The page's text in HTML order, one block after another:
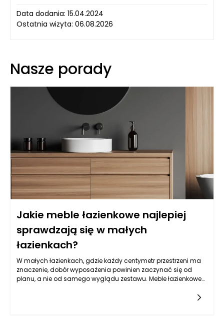
Data dodania: 15.04.2024
Ostatnia wizyta: 06.08.2026
Nasze porady
Jakie meble łazienkowe najlepiej
sprawdzają się w małych
łazienkach?
W małych łazienkach, gdzie każdy centymetr przestrzeni ma
znaczenie, dobór wyposażenia powinien zaczynać się od
planu, a nie od samego wyglądu zestawu. Meble łazienkowe